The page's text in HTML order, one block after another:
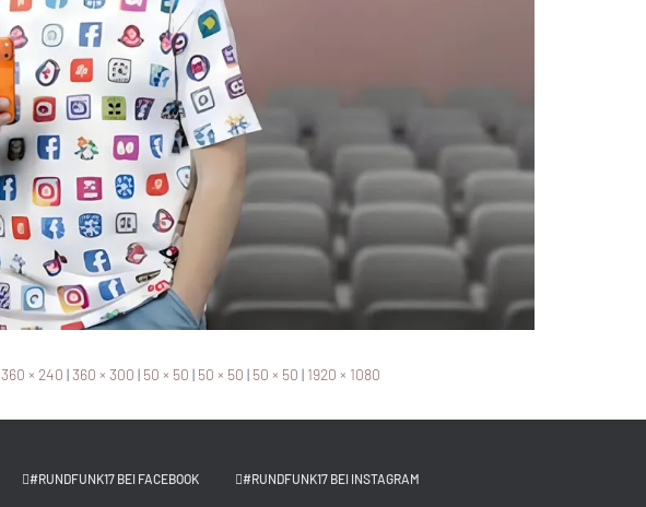
360 × 240 |360 × 300 | 50 × 50 | 50 × 50 | 50 × 50 | 1920 × 1080
#RUNDFUNK17 BEI FACEBOOK #RUNDFUNK17 BEI INSTAGRAM